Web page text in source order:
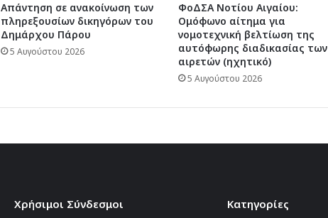
Απάντηση σε ανακοίνωση των
πληρεξουσίων δικηγόρων του
Δημάρχου Πάρου
5 Αυγούστου 2026
ΦοΔΣΑ Νοτίου Αιγαίου:
Ομόφωνο αίτημα για
νομοτεχνική βελτίωση της
αυτόφωρης διαδικασίας των
αιρετών (ηχητικό)
5 Αυγούστου 2026
Χρήσιμοι Σύνδεσμοι Kατηγορίες